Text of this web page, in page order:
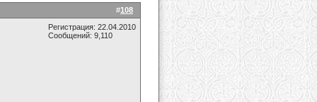
#108
Регистрация: 22.04.2010
Сообщений: 9,110